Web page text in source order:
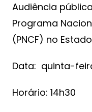
Audiência
Programa
(PNCF) no
Data: quinta-
Horário: 14h30